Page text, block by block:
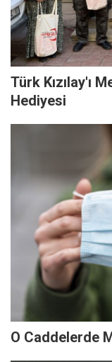
Türk Kızılay'ı
Hediyesi
O Caddelerde